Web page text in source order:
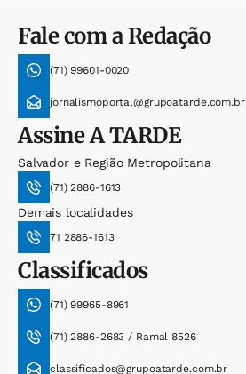
Fale com a Redação
(71) 99601-0020
jornalismoportal@grupoatarde.com.br
AssineA TARDE
Salvador e Região Metropolitana
(71) 2886-1613
Demais localidades
71 2886-1613
Classificados
(71) 99965-8961
(71) 2886-2683 / Ramal 8526
classificados@grupoatarde.com.br